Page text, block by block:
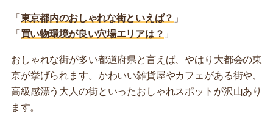
「 東京都内のおしゃれな街といえば？ 」
「 買い物環境が良い穴場エリアは？ 」
おしゃれな街が多い都道府県と言えば、やはり大都会の東
京が挙げられます。かわいい雑貨屋やカフェがある街や、
高級感漂う大人の街といったおしゃれスポットが沢山あり
ます。